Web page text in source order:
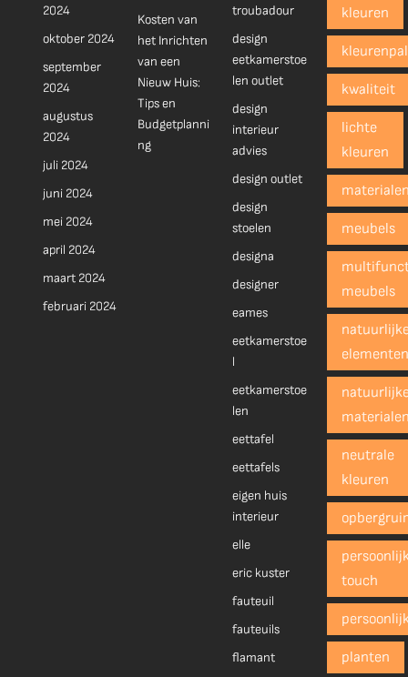
2024
oktober 2024
september
2024
augustus
2024
juli 2024
juni 2024
mei 2024
april 2024
maart 2024
februari 2024
Kosten van
het Inrichten
van een
Nieuw Huis:
Tips en
Budgetplanni
ng
troubadour
design
eetkamerstoe
len outlet
design
interieur
advies
design outlet
design
stoelen
designa
designer
eames
eetkamerstoe
l
eetkamerstoe
len
eettafel
eettafels
eigen huis
interieur
elle
eric kuster
fauteuil
fauteuils
flamant
kleuren
kwaliteit
lichte
kleuren
meubels
meubels
neutrale
kleuren
touch
planten